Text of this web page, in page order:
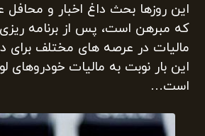
این روزها بحث داغ اخبار و
که مبرهن است، پس از برنامه
مالیات در عرصه های مختلف برای
این بار نوبت به مالیات
است…